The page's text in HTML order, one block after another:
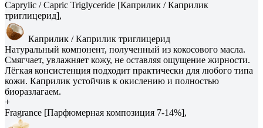
Caprylic / Capric Triglyceride [Каприлик / Каприлик
триглицерид],
Каприлик / Каприлик триглицерид
Натуральный компонент, полученный из кокосового масла.
Смягчает, увлажняет кожу, не оставляя ощущение жирности.
Лёгкая консистенция подходит практически для любого типа
кожи. Каприлик устойчив к окислению и полностью
биоразлагаем.
+
Fragrance [Парфюмерная композиция 7-14%],